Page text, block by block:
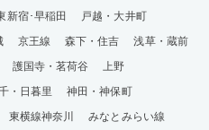
新宿･早稲田
戸越・大井町
京王線 森下・住吉
浅草・蔵前
護国寺・茗荷谷
上野
・日暮里
神田・神保町
東横線神奈川
みなとみらい線